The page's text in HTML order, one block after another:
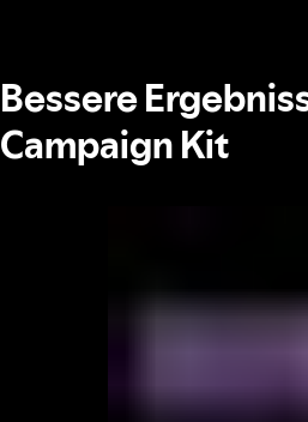
Bessere
Campaign Kit